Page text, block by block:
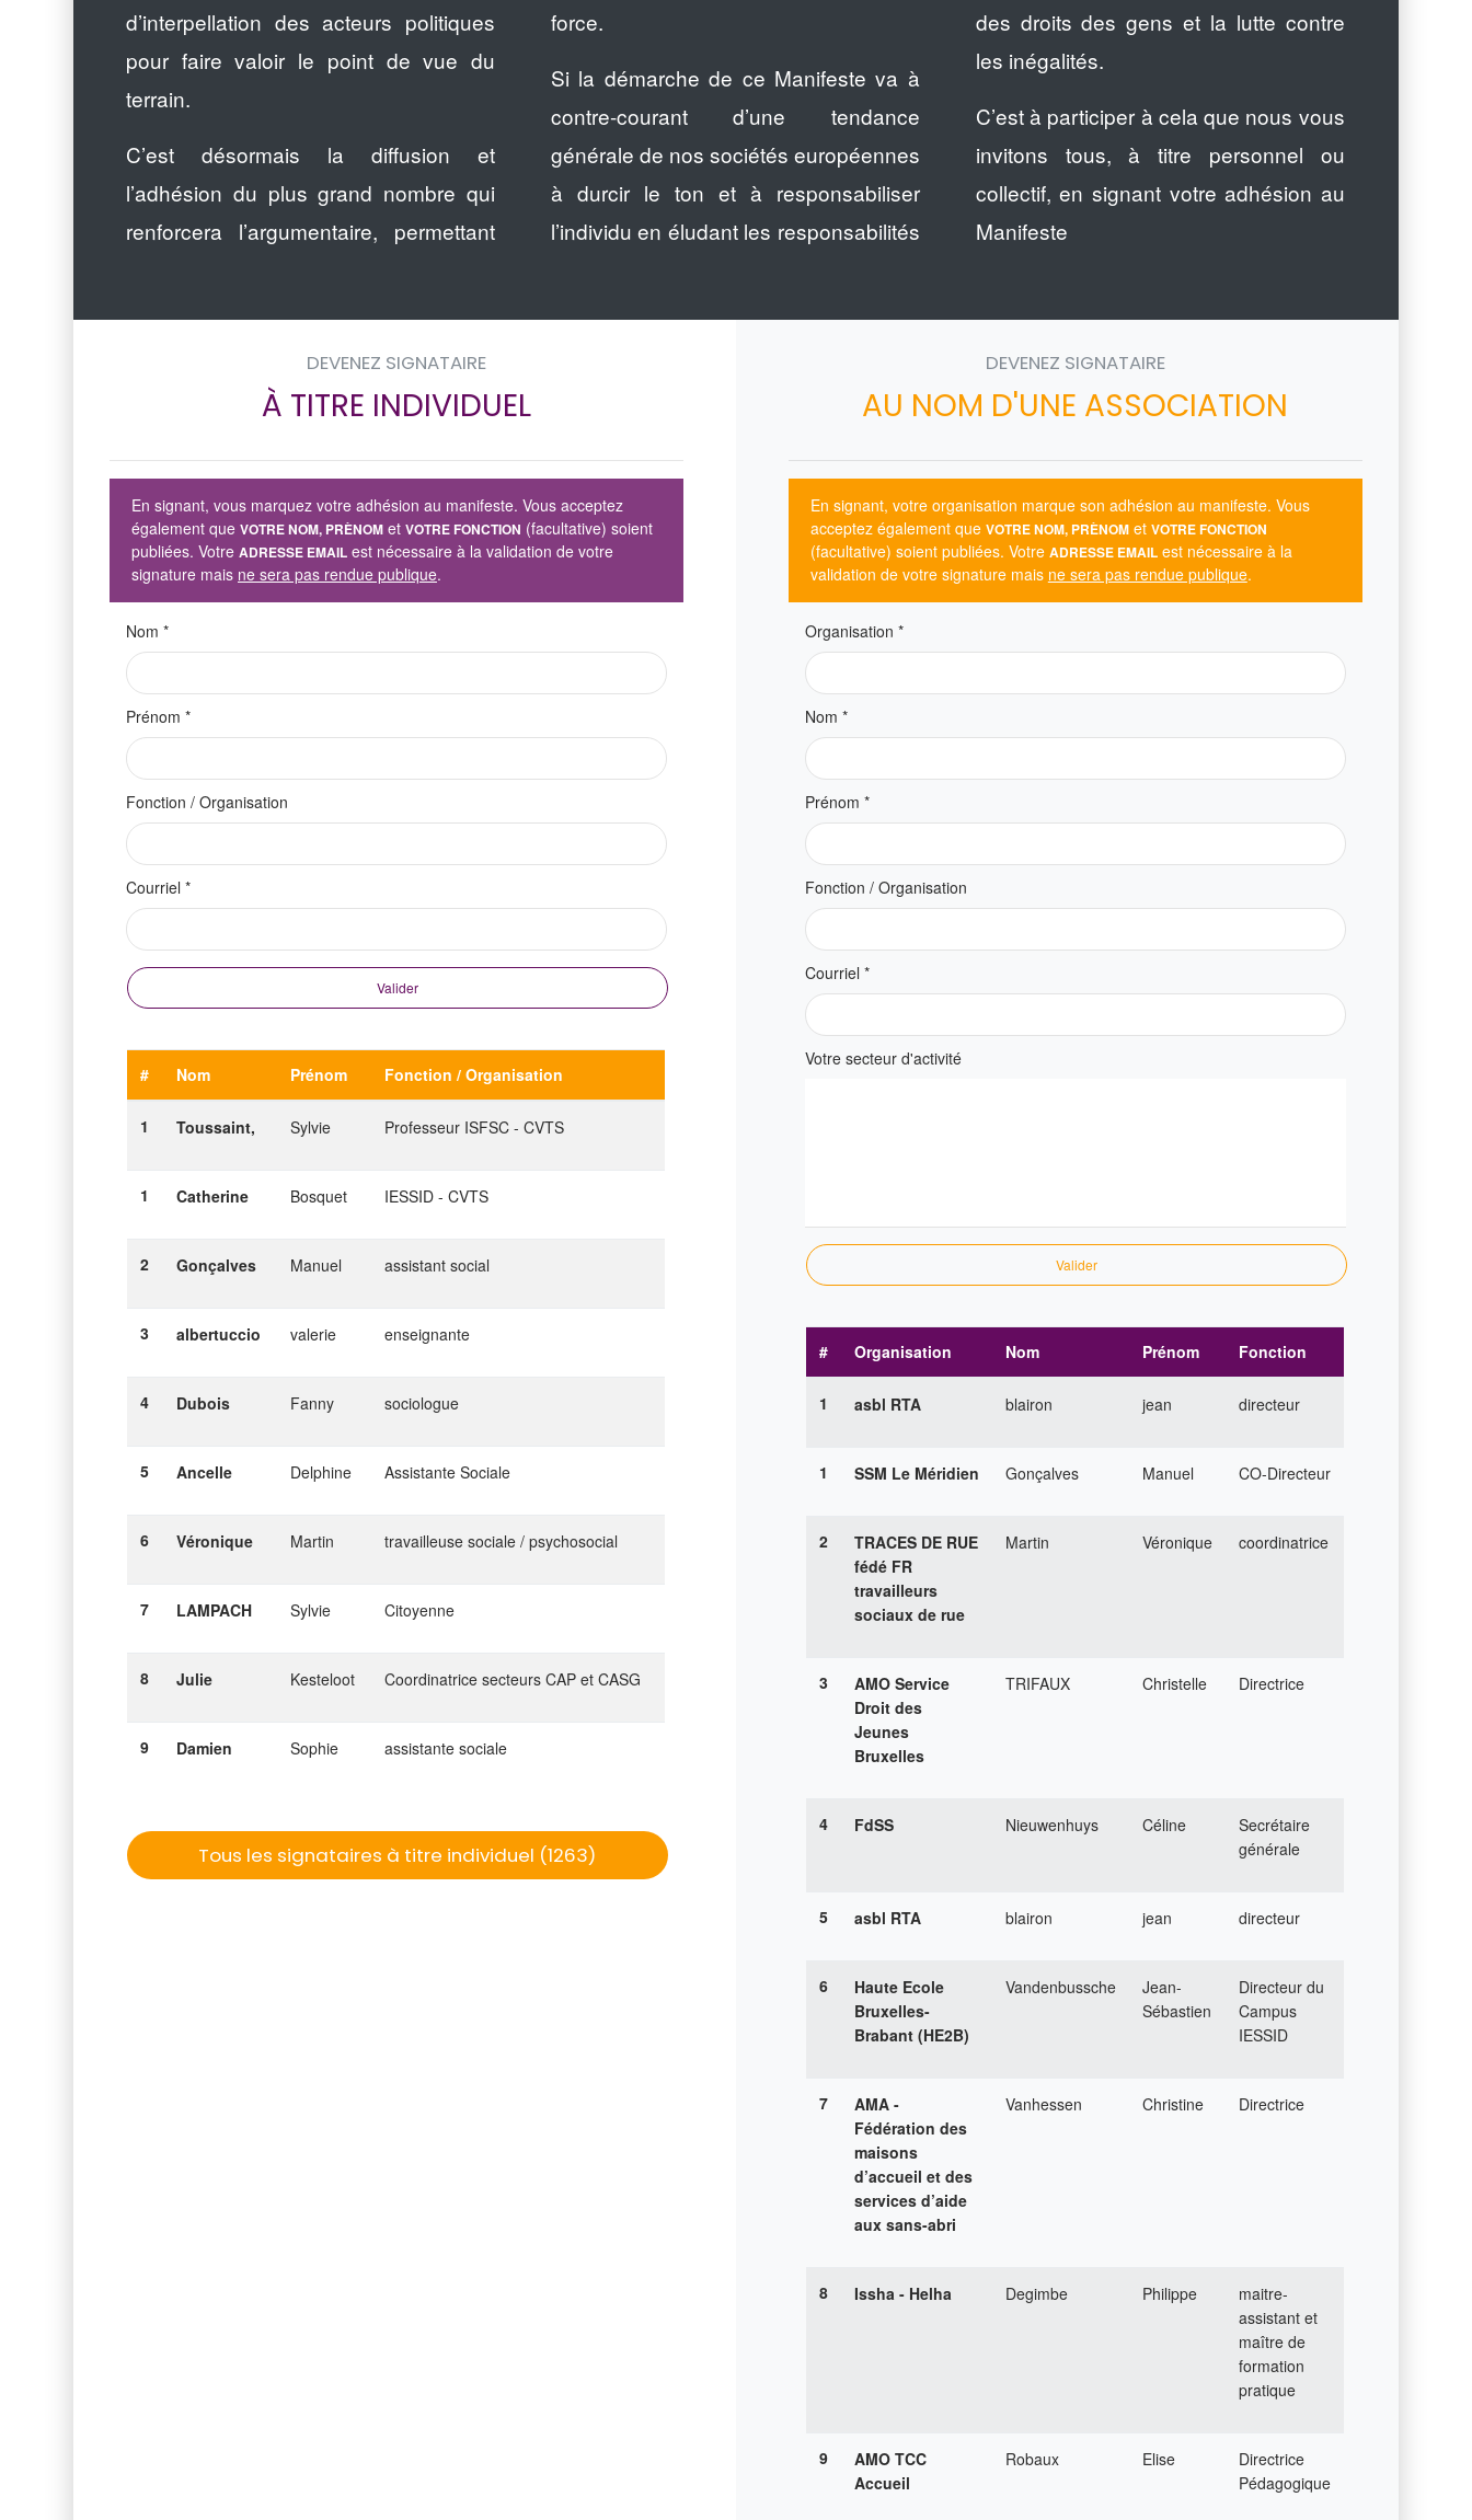
d’interpellation des acteurs politiques
pour faire valoir le point de vue du
terrain.
C’est désormais la diffusion et
l’adhésion du plus grand nombre qui
renforcera l’argumentaire, permettant
force.
Si la démarche de ce Manifeste va à
contre-courant d’une tendance
générale de nos sociétés européennes
à durcir le ton et à responsabiliser
l’individu en éludant les responsabilités
des droits des gens et la lutte contre
les inégalités.
C’est à participer à cela que nous vous
invitons tous, à titre personnel ou
collectif, en signant votre adhésion au
Manifeste
DEVENEZ SIGNATAIRE
À TITRE INDIVIDUEL
En signant, vous marquez votre adhésion au manifeste. Vous acceptez
également queVOTRE NOM, PRÈNOM etVOTRE FONCTION (facultative) soient
publiées. VotreADRESSE EMAIL est nécessaire à la validation de votre
signature mais ne sera pas rendue publique.
Nom*
Prénom*
Fonction / Organisation
Courriel*
Valider
# Nom Prénom Fonction / Organisation
1 Toussaint, Sylvie Professeur ISFSC - CVTS
1 Catherine Bosquet IESSID - CVTS
2 Gonçalves Manuel assistant social
3 albertuccio valerie enseignante
4 Dubois Fanny sociologue
5 Ancelle Delphine Assistante Sociale
6 Véronique Martin travailleuse sociale / psychosocial
7 LAMPACH Sylvie Citoyenne
8 Julie Kesteloot Coordinatrice secteurs CAP et CASG
9 Damien Sophie assistante sociale
Tous les signataires à titre individuel (1263)
DEVENEZ SIGNATAIRE
AU NOM D'UNE ASSOCIATION
En signant, votre organisation marque son adhésion au manifeste. Vous
acceptez également que VOTRE NOM, PRÈNOM et VOTRE FONCTION
(facultative) soient publiées. Votre ADRESSE EMAIL est nécessaire à la
validation de votre signature mais ne sera pas rendue publique.
Organisation *
Nom *
Prénom *
Fonction / Organisation
Courriel *
Votre secteur d'activité
Valider
# Organisation Nom Prénom Fonction
1 asbl RTA blairon jean directeur
1 SSM Le Méridien Gonçalves Manuel CO-Directeur
2
TRACES DE RUE
fédé FR
travailleurs
sociaux de rue
Martin Véronique coordinatrice
3
AMO Service
Droit des
Jeunes
Bruxelles
TRIFAUX Christelle Directrice
4 FdSS Nieuwenhuys Céline
Secrétaire
générale
5 asbl RTA blairon jean directeur
6
Haute Ecole
Bruxelles-
Brabant (HE2B)
Vandenbussche
Jean-
Sébastien
Directeur du
Campus
IESSID
7
AMA -
Fédération des
maisons
d’accueil et des
services d’aide
aux sans-abri
Vanhessen Christine Directrice
8 Issha - Helha Degimbe Philippe
maitre-
assistant et
maître de
formation
pratique
9
AMO TCC
Accueil
Robaux Elise
Directrice
Pédagogique